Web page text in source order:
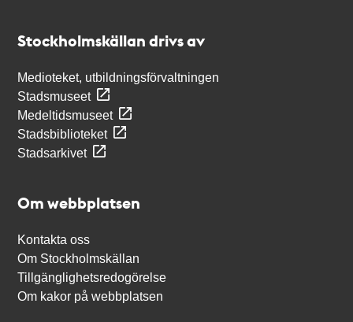
Stockholmskällan drivs av
Medioteket, utbildningsförvaltningen
Stadsmuseet
Medeltidsmuseet
Stadsbiblioteket
Stadsarkivet
Om webbplatsen
Kontakta oss
Om Stockholmskällan
Tillgänglighetsredogörelse
Om kakor på webbplatsen